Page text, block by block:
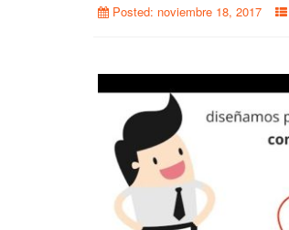
Posted: noviembre 18, 2017